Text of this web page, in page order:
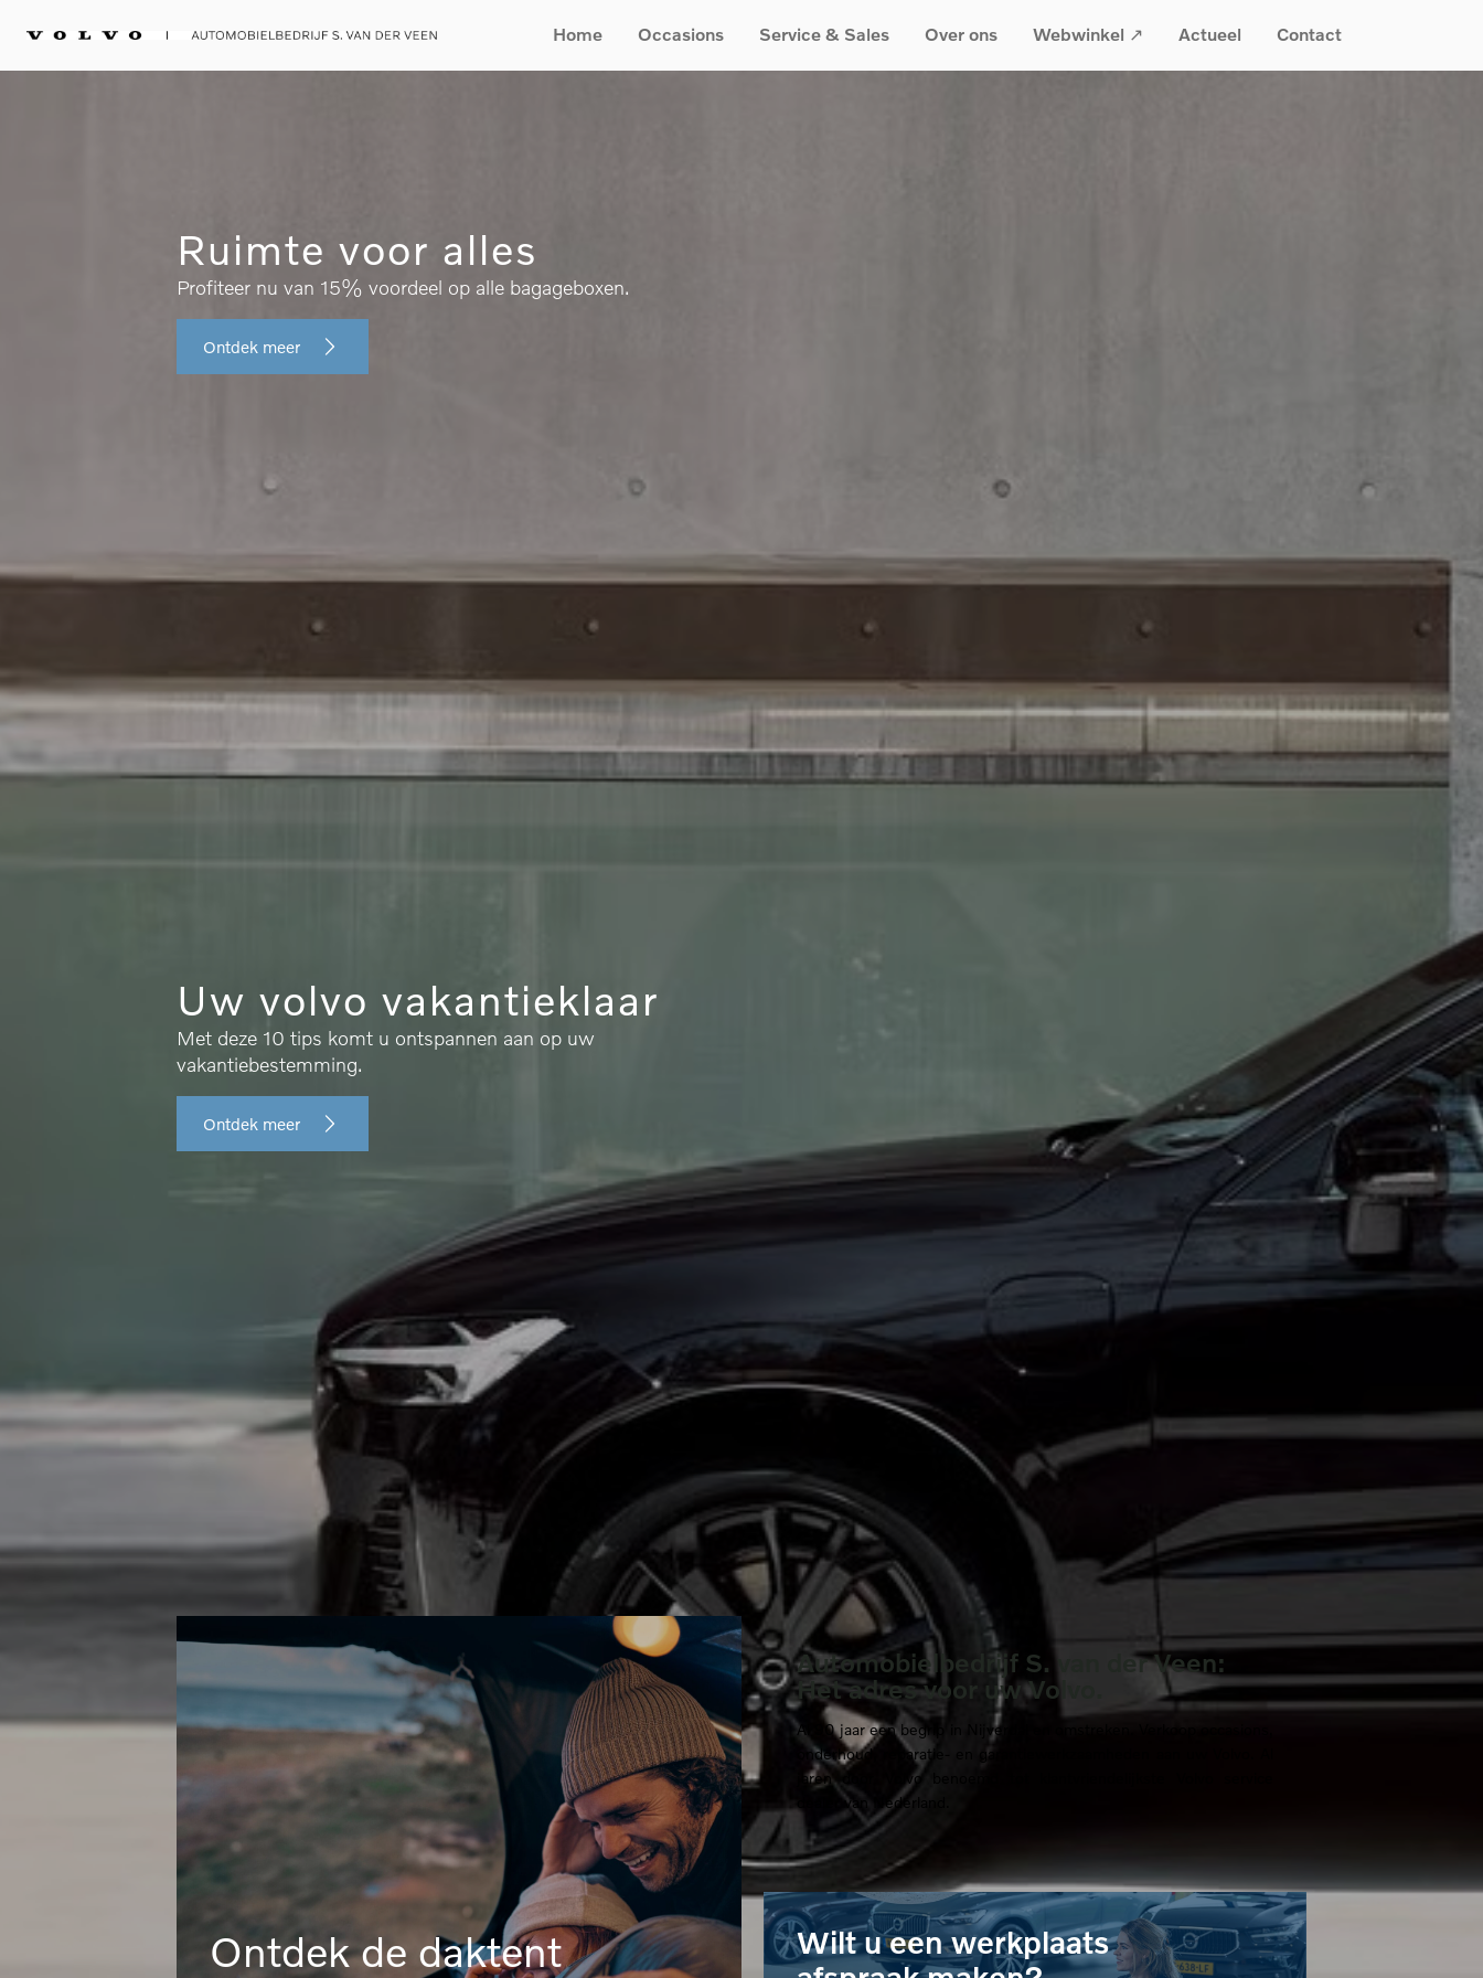
Home Occasions Service & Sales Over ons Webwinkel ↗ Actueel Contact
Ruimte voor alles
Profiteer nu van 15% voordeel op alle bagageboxen.
Ontdek meer
Uw volvo vakantieklaar
Met deze 10 tips komt u ontspannen aan op uw
vakantiebestemming.
Ontdek meer
Ontdek de daktent
Automobielbedrijf S. van der Veen:
Het adres voor uw Volvo.
Al 90 jaar een begrip in Nijverdal en omstreken. Verkoop occasions,
onderhoud, reparatie- en garantiewerkzaamheden aan uw Volvo. Al
jaren door Volvo benoemd tot klantvriendelijkste Volvo service
dealer van Nederland.
Wilt u een werkplaats